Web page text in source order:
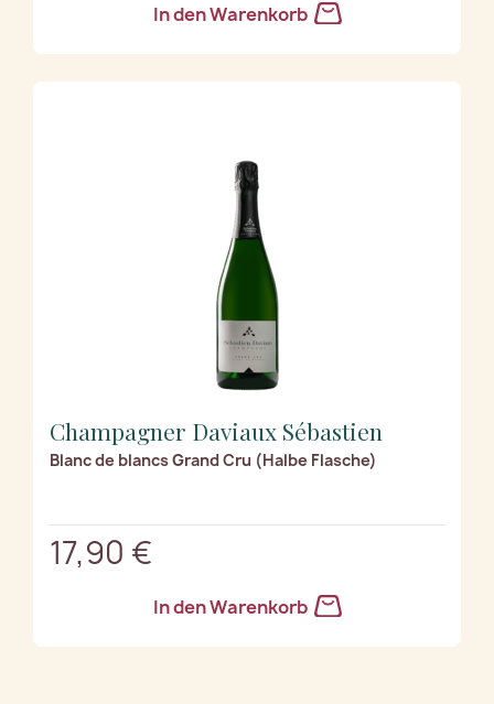
In den Warenkorb
Champagner Daviaux Sébastien
Blanc de blancs Grand Cru (Halbe Flasche)
17,90 €
In den Warenkorb